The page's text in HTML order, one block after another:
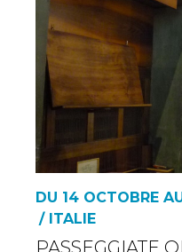
DU 14 OCTOBRE
/ ITALIE
PASSEGGIATE